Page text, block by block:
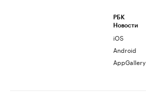
РБК
Новости
iOS
Android
AppGallery